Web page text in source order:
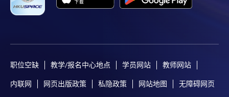
职位空缺 教学/报名中心地点 学员网站 教师网站
内联网 网页出版政策 私隐政策 网站地图 无障碍网页